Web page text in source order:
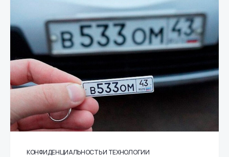
КОНФИДЕНЦИАЛЬНОСТЬ И ТЕХНОЛОГИИ